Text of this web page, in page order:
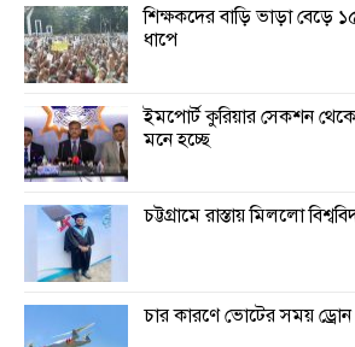
শিক্ষকদের বাড়ি ভাড়া বেড়ে
ধাপে
ইমপোর্ট কুরিয়ার সেকশন
মনে হচ্ছে
চট্টগ্রামে রাস্তায় মিললো
চার কারণে ভোটের সময় ড্রোন